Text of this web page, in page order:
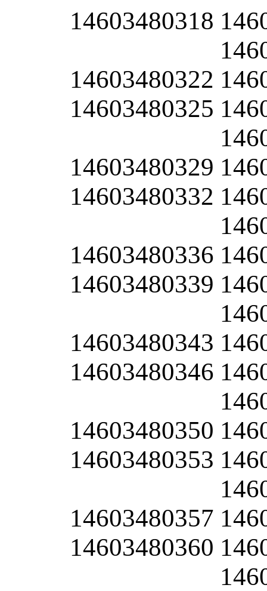
14603480318
14603480322
14603480325
14603480329
14603480332
14603480336
14603480339
14603480343
14603480346
14603480350
14603480353
14603480357
14603480360